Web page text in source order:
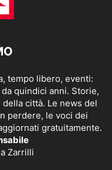
tempo libero, eventi:
quindici anni. Storie,
città. Le news del
perdere, le voci dei
gratuitamente.
Zarrilli